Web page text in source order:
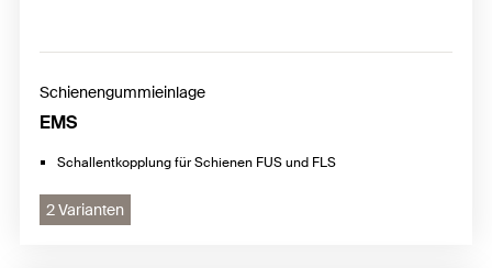
Schienengummieinlage
EMS
Schallentkopplung für Schienen FUS und FLS
2 Varianten